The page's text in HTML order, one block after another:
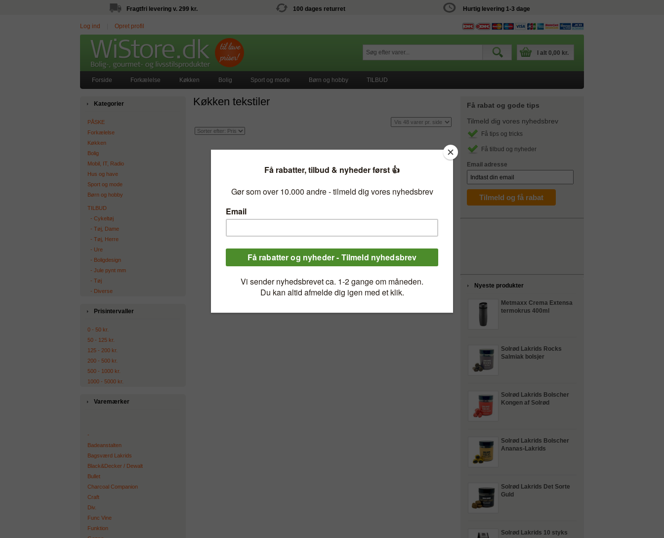
Fragtfri levering v. 299 kr. 100 dages returret Hurtig levering 1-3 dage
Log ind Opret profil
I alt 0,00 kr.
Forside Forkælelse Køkken Bolig Sport og mode Børn og hobby TILBUD
Kategorier
PÅSKE
Forkælelse
Køkken
Bolig
Mobil, IT, Radio
Hus og have
Sport og mode
Børn og hobby
TILBUD
‐ Cykeltøj
‐ Tøj, Dame
‐ Tøj, Herre
‐ Ure
‐ Boligdesign
‐ Jule pynt mm
‐ Tøj
‐ Diverse
Prisintervaller
0 - 50 kr.
50 - 125 kr.
125 - 200 kr.
200 - 500 kr.
500 - 1000 kr.
1000 - 5000 kr.
Varemærker
-
Badeanstalten
Bagsværd Lakrids
Black&Decker / Dewalt
Bullet
Charcoal Companion
Craft
Div.
Func Vine
Funktion
Få rabat og gode tips
Tilmeld dig vores nyhedsbrev
Få tips og tricks
Få tilbud og nyheder
Email adresse
Nyeste produkter
Metmaxx Crema Extensa
termokrus 400ml
Solrød Lakrids Rocks
Salmiak bolsjer
Solrød Lakrids Bolscher
Kongen af Solrød
Solrød Lakrids Bolscher
Ananas-Lakrids
Solrød Lakrids Det Sorte
Guld
Solrød Lakrids 10 styks
Køkken tekstiler